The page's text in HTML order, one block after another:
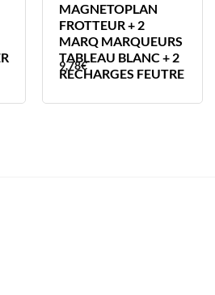
MAGNETOPLAN
FROTTEUR + 2
MARQ MARQUEURS
TABLEAU BLANC + 2
RECHARGES FEUTRE
9,78€